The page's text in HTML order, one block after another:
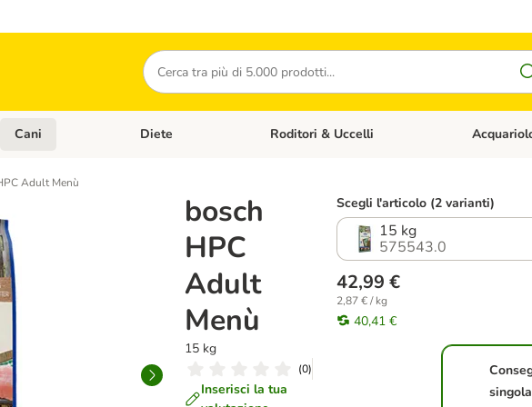
Cerca
Apri Menù Categoria: Gatti
Cani Apri Menù Categoria: Cani
Diete Apri Menù Categoria: Diete
Roditori & Uccelli Apri Menù
Adult Menù
bosch
HPC
Adult
Menù
15 kg
(0)
Inserisci la tua
Scegli l'articolo (2 varianti)
15 kg
575543.0
42,99 €
2,87 € / kg
40,41 €
singola